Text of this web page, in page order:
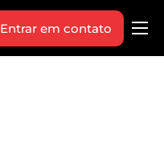
Entrar em contato